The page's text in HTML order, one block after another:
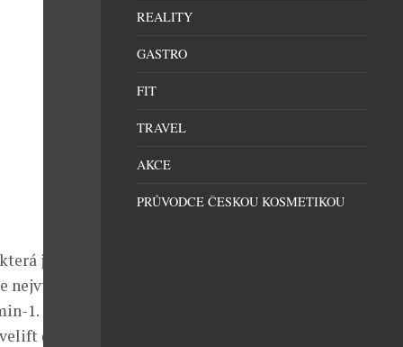
je
1.
(AVS).
REALITY
GASTRO
FIT
TRAVEL
AKCE
PRŮVODCE ČESKOU KOSMETIKOU